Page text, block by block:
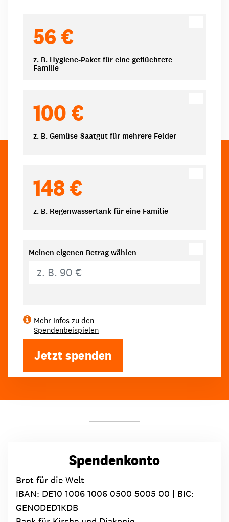
56 €
z. B. Hygiene-Paket für eine geflüchtete
Familie
100 €
z. B. Gemüse-Saatgut für mehrere Felder
148 €
z. B. Regenwassertank für eine Familie
Meinen eigenen Betrag wählen
Mehr Infos zu den
Spendenbeispielen
Jetzt spenden
Spendenkonto
Brot für die Welt
IBAN: DE10 1006 1006 0500 5005 00 | BIC:
GENODED1KDB